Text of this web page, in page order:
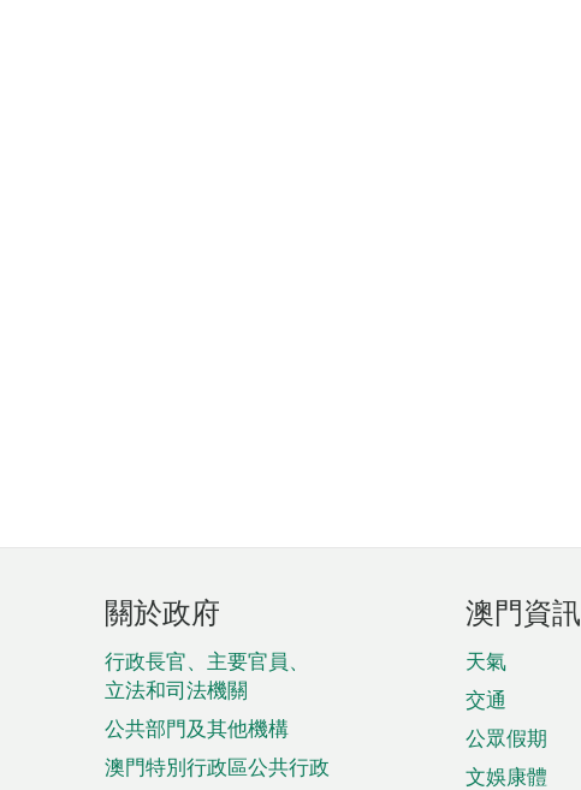
頁
腳
菜
單
關於政府
行政長官、主要官員、
立法和司法機關
公共部門及其他機構
澳門特別行政區公共行政
澳門資訊
天氣
交通
公眾假期
文娛康體